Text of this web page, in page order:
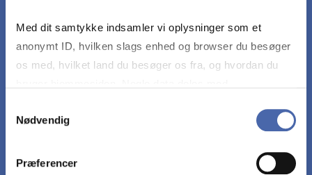
Med dit samtykke indsamler vi oplysninger som et
anonymt ID, hvilken slags enhed og browser du besøger
os med, hvilket land du besøger os fra, og hvordan du
markedsføring. Du bestemmer selv - og kan altid trække
Nødvendig
Præferencer
Den studerende skal demonstrere færdigheder i
at kunne formidle resultatet af projektarbejdet i
videnskabelige konventioner med hensyn til
argumentation og dokumentation.